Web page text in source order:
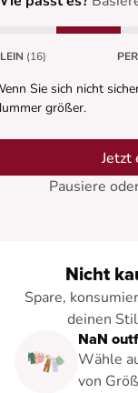
(16)
Sie sich nicht
größer.
Jetzt
Pausiere
Nicht
Spare,
deinen
NaN
Wähle
von